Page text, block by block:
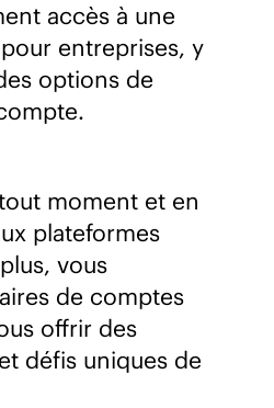
accès à une
entreprises, y
options de
moment et en
plateformes
vous
de comptes
offrir des
défis uniques de